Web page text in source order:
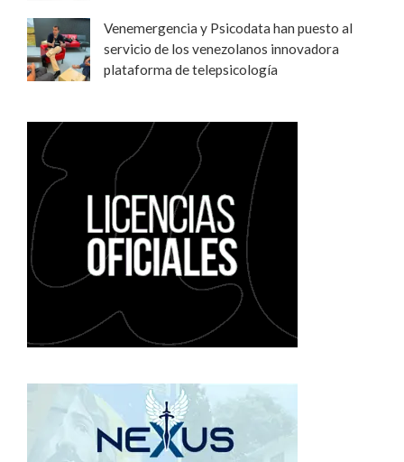
Venemergencia y Psicodata han puesto al
servicio de los venezolanos innovadora
plataforma de telepsicología